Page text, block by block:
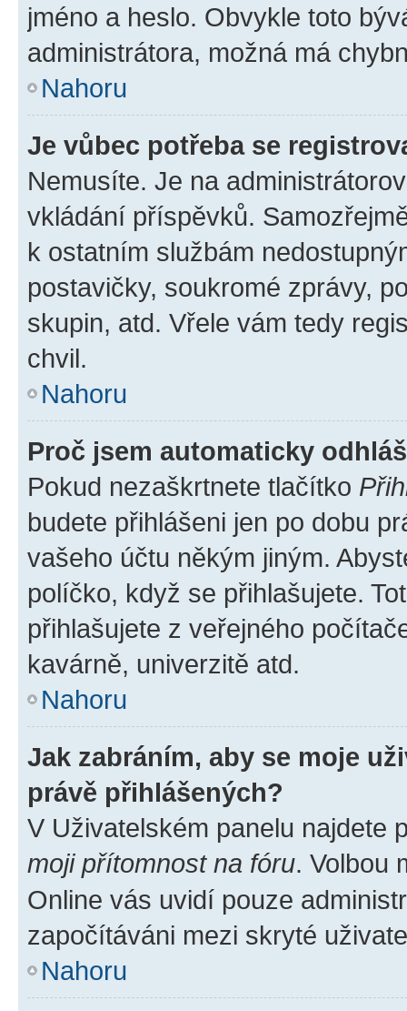
jméno a heslo. Obvykle toto
administrátora, možná má
Nahoru
Je vůbec potřeba se
Nemusíte. Je na
vkládání příspěvků.
k ostatním službám
postavičky, soukromé zprávy,
skupin, atd. Vřele vám tedy
chvil.
Nahoru
Proč jsem automaticky
Pokud nezaškrtnete tlačítko
budete přihlášeni jen po dobu
vašeho účtu někým jiným.
políčko, když se přihlašujete.
přihlašujete z veřejného
kavárně, univerzitě atd.
Nahoru
Jak zabráním, aby se moje
právě přihlášených?
V Uživatelském panelu najdete
moji přítomnost na fóru. Volbou
Online vás uvidí pouze
započítáváni mezi skryté
Nahoru